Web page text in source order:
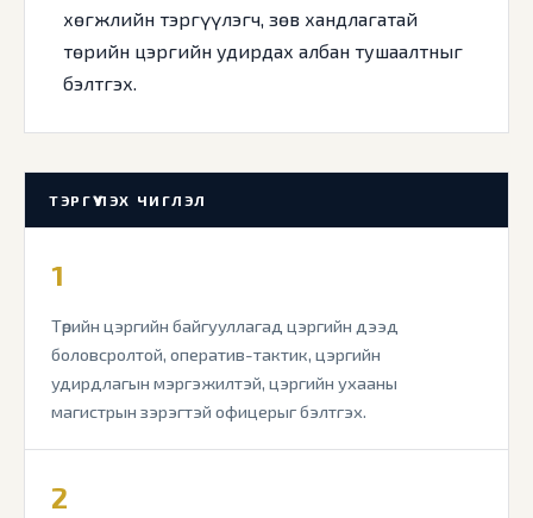
хөгжлийн тэргүүлэгч, зөв хандлагатай
төрийн цэргийн удирдах албан тушаалтныг
бэлтгэх.
ТЭРГҮҮЛЭХ ЧИГЛЭЛ
1
Төрийн цэргийн байгууллагад цэргийн дээд
боловсролтой, оператив-тактик, цэргийн
удирдлагын мэргэжилтэй, цэргийн ухааны
магистрын зэрэгтэй офицерыг бэлтгэх.
2